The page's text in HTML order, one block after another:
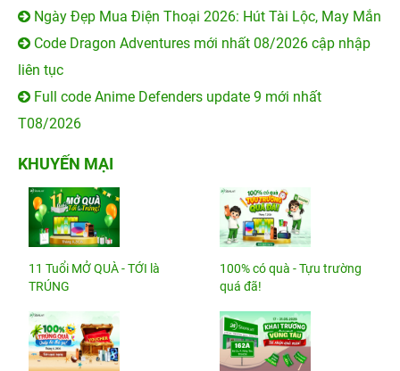
Ngày Đẹp Mua Điện Thoại 2026: Hút Tài Lộc, May Mắn
Code Dragon Adventures mới nhất 08/2026 cập nhập
liên tục
Full code Anime Defenders update 9 mới nhất
T08/2026
KHUYẾN MẠI
11 Tuổi MỞ QUÀ - TỚI là
TRÚNG
100% có quà - Tựu trường
quá đã!